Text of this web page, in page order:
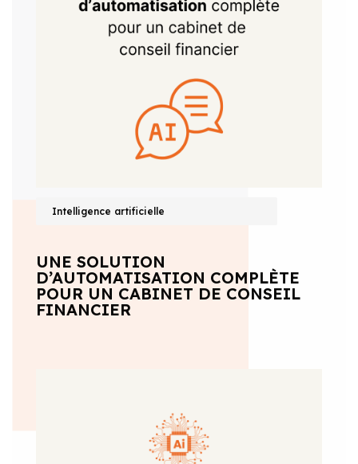
Intelligence artificielle
UNE SOLUTION
D’AUTOMATISATION COMPLÈTE
POUR UN CABINET DE CONSEIL
FINANCIER